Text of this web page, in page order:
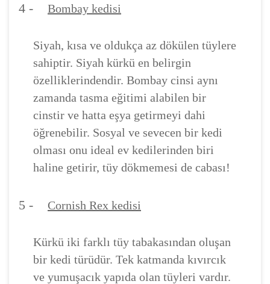
4 - Bombay kedisi
Siyah, kısa ve oldukça az dökülen tüylere
sahiptir. Siyah kürkü en belirgin
özelliklerindendir. Bombay cinsi aynı
zamanda tasma eğitimi alabilen bir
cinstir ve hatta eşya getirmeyi dahi
öğrenebilir. Sosyal ve sevecen bir kedi
olması onu ideal ev kedilerinden biri
haline getirir, tüy dökmemesi de cabası!
5 - Cornish Rex kedisi
Kürkü iki farklı tüy tabakasından oluşan
bir kedi türüdür. Tek katmanda kıvırcık
ve yumuşacık yapıda olan tüyleri vardır.